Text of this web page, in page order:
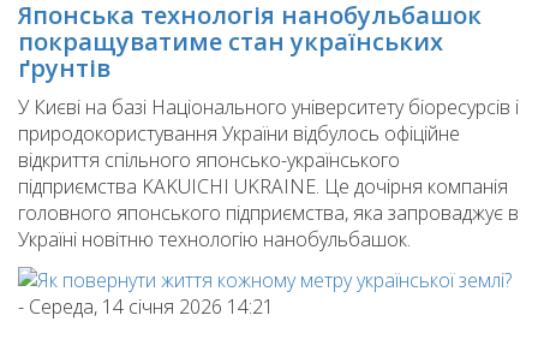
Японська технологія нанобульбашок
покращуватиме стан українських
ґрунтів
У Києві на базі Національного університету біоресурсів і
природокористування України відбулось офіційне
відкриття спільного японсько-українського
підприємства KAKUICHI UKRAINE. Це дочірня компанія
головного японського підприємства, яка запроваджує в
Україні новітню технологію нанобульбашок.
- Середа, 14 січня 2026 14:21